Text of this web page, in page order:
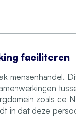
faciliteren
mensenhandel.
zoals de
in dat deze